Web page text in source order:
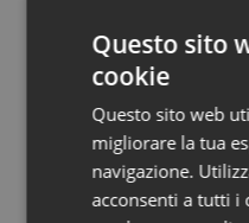
Quotidiano
Quotidiano
Rene & patologie
Decreto
smaltire
controllo
prenotazione passa
delle tariffe
Questo sito
cookie
Questo sito web
migliorare la tua
navigazione.
acconsenti a tutti i